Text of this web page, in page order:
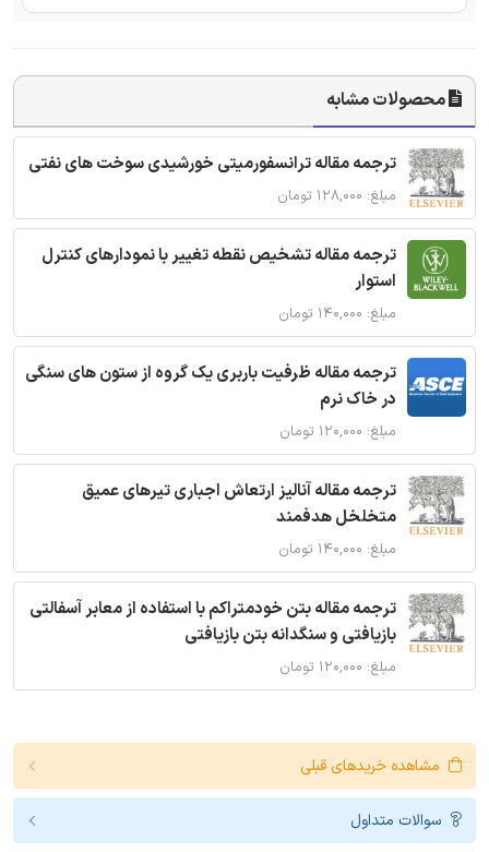
محصولات مشابه
ترجمه مقاله ترانسفورمیتی خورشیدی سوخت های نفتی
مبلغ: ۱۲۸,۰۰۰ تومان
ترجمه مقاله تشخیص نقطه تغییر با نمودارهای کنترل
استوار
مبلغ: ۱۴۰,۰۰۰ تومان
ترجمه مقاله ظرفیت باربری یک گروه از ستون های سنگی
در خاک نرم
مبلغ: ۱۲۰,۰۰۰ تومان
ترجمه مقاله آنالیز ارتعاش اجباری تیرهای عمیق
متخلخل هدفمند
مبلغ: ۱۴۰,۰۰۰ تومان
ترجمه مقاله بتن خودمتراکم با استفاده از معابر آسفالتی
بازیافتی و سنگدانه بتن بازیافتی
مبلغ: ۱۲۰,۰۰۰ تومان
مشاهده خریدهای قبلی
سوالات متداول